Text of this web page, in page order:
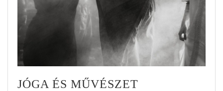
JÓGA ÉS MŰVÉSZET